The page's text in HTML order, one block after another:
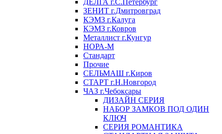
ДЕЛГА г.С.Петербург
ЗЕНИТ г.Дмитровград
КЭМЗ г.Калуга
КЭМЗ г.Ковров
Металлист г.Кунгур
НОРА-М
Стандарт
Прочие
СЕЛЬМАШ г.Киров
СТАРТ г.Н.Новгород
ЧАЗ г.Чебоксары
ДИЗАЙН СЕРИЯ
НАБОР ЗАМКОВ ПОД ОДИН
КЛЮЧ
СЕРИЯ РОМАНТИКА